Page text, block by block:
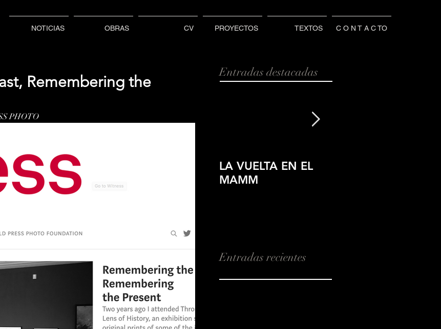
NOTICIAS OBRAS CV PROYECTOS TEXTOS C O N T A C TO
Remembering the
PHOTO
Entradas destacadas
LA VUELTA EN EL
MAMM
Entradas recientes